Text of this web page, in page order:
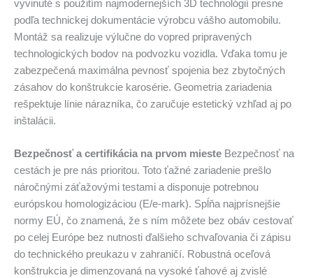
vyvinuté s použitím najmodernejších 3D technológií presne
podľa technickej dokumentácie výrobcu vášho automobilu.
Montáž sa realizuje výlučne do vopred pripravených
technologických bodov na podvozku vozidla. Vďaka tomu je
zabezpečená maximálna pevnosť spojenia bez zbytočných
zásahov do konštrukcie karosérie. Geometria zariadenia
rešpektuje línie nárazníka, čo zaručuje estetický vzhľad aj po
inštalácii.
Bezpečnosť a certifikácia na prvom mieste Bezpečnosť na
cestách je pre nás prioritou. Toto ťažné zariadenie prešlo
náročnými záťažovými testami a disponuje potrebnou
európskou homologizáciou (E/e-mark). Spĺňa najprísnejšie
normy EÚ, čo znamená, že s ním môžete bez obáv cestovať
po celej Európe bez nutnosti ďalšieho schvaľovania či zápisu
do technického preukazu v zahraničí. Robustná oceľová
konštrukcia je dimenzovaná na vysoké ťahové aj zvislé